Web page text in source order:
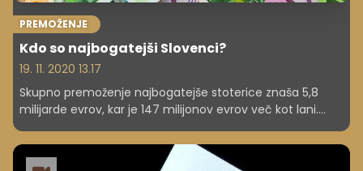
PREMOŽENJE
Kdo so najbogatejši Slovenci?
19. 11. 2020 13.17
Skupno premoženje najbogatejše stoterice znaša 5,8
milijarde evrov, kar je 147 milijonov evrov več kot lani.
odstotkov na 20,9 milijona evrov.